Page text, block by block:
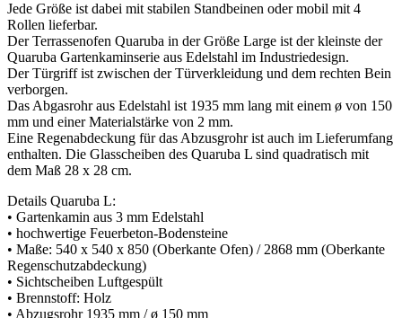
Jede Größe ist dabei mit stabilen Standbeinen oder mobil mit 4
Rollen lieferbar.
Der Terrassenofen Quaruba in der Größe Large ist der kleinste der
Quaruba Gartenkaminserie aus Edelstahl im Industriedesign.
Der Türgriff ist zwischen der Türverkleidung und dem rechten Bein
verborgen.
Das Abgasrohr aus Edelstahl ist 1935 mm lang mit einem ø von 150
mm und einer Materialstärke von 2 mm.
Eine Regenabdeckung für das Abzusgrohr ist auch im Lieferumfang
enthalten. Die Glasscheiben des Quaruba L sind quadratisch mit
dem Maß 28 x 28 cm.
Details Quaruba L:
• Gartenkamin aus 3 mm Edelstahl
• hochwertige Feuerbeton-Bodensteine
• Maße: 540 x 540 x 850 (Oberkante Ofen) / 2868 mm (Oberkante
Regenschutzabdeckung)
• Sichtscheiben Luftgespült
• Brennstoff: Holz
• Abzugsrohr 1935 mm / ø 150 mm